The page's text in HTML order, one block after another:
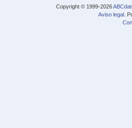
Copyright © 1999-2026
Aviso legal .